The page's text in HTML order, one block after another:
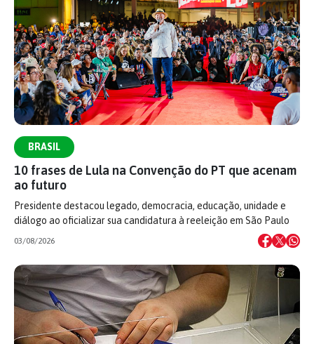
BRASIL
10 frases de Lula na Convenção do PT que acenam
ao futuro
Presidente destacou legado, democracia, educação, unidade e
diálogo ao oficializar sua candidatura à reeleição em São Paulo
03/08/2026